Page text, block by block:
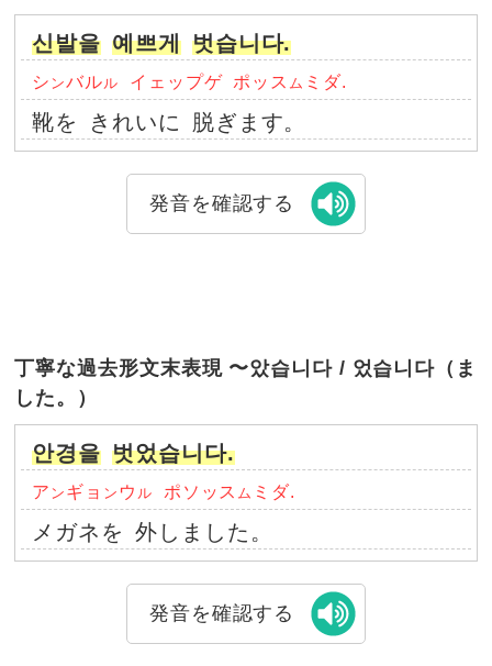
신발을 예쁘게 벗습니다.
シ ンバルル イェップゲ ポッス ム ミダ.
靴を きれいに 脱ぎます。
発音を確認する
丁寧な過去形文末表現 〜았습니다 / 었습니다（ま
した。）
안경을 벗었습니다.
ア ン ギョ ン ウ ル ポソッス ム ミダ.
メガネを 外しました。
発音を確認する